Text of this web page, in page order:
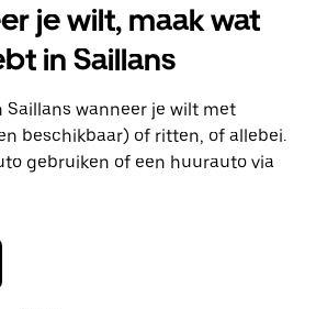
je wilt, maak wat
in Saillans
Saillans wanneer je wilt met
beschikbaar) of ritten, of allebei.
gebruiken of een huurauto via